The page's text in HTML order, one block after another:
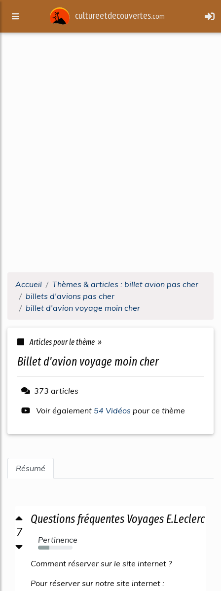
cultureetdecouvertes.com
Accueil
Thèmes & articles : billet avion pas cher
billets d'avions pas cher
billet d'avion voyage moin cher
Articles pour le thème »
billet d'avion voyage moin cher
373 articles
Voir également 54 Vidéos pour ce thème
Résumé
7
Questions fréquentes Voyages E.Leclerc
Pertinence
33%
Comment réserver sur le site internet ?
Pour réserver sur notre site internet :